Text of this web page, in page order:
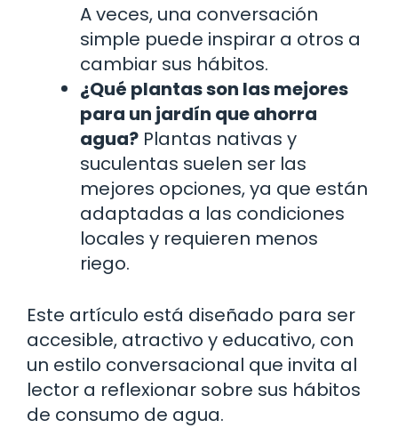
A veces, una conversación
simple puede inspirar a otros a
cambiar sus hábitos.
¿Qué plantas son las mejores
para un jardín que ahorra
agua? Plantas nativas y
suculentas suelen ser las
mejores opciones, ya que están
adaptadas a las condiciones
locales y requieren menos
riego.
Este artículo está diseñado para ser
accesible, atractivo y educativo, con
un estilo conversacional que invita al
lector a reflexionar sobre sus hábitos
de consumo de agua.